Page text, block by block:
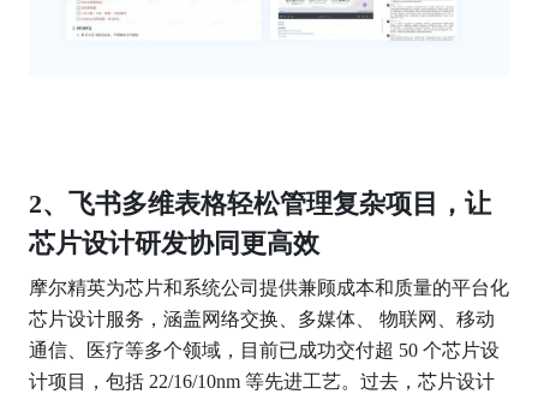
2、飞书多维表格轻松管理复杂项目，让
芯片设计研发协同更高效
摩尔精英为芯片和系统公司提供兼顾成本和质量的平台化
芯片设计服务，涵盖网络交换、多媒体、 物联网、移动
通信、医疗等多个领域，目前已成功交付超 50 个芯片设
计项目，包括 22/16/10nm 等先进工艺。过去，芯片设计